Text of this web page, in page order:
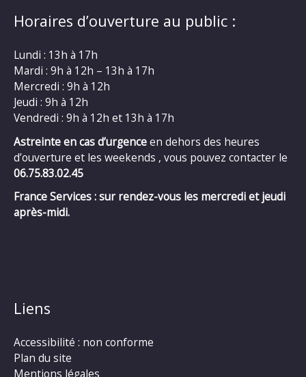
Horaires d’ouverture au public :
Lundi : 13h à 17h
Mardi : 9h à 12h – 13h à 17h
Mercredi : 9h à 12h
Jeudi : 9h à 12h
Vendredi : 9h à 12h et 13h à 17h
Astreinte en cas d’urgenceen dehors des heures
d’ouverture et les weekends , vous pouvez contacter le
06.75.83.02.45
France Services : sur rendez-vous les mercredi et jeudi
après-midi.
Liens
Accessibilité : non conforme
Plan du site
Mentions légales